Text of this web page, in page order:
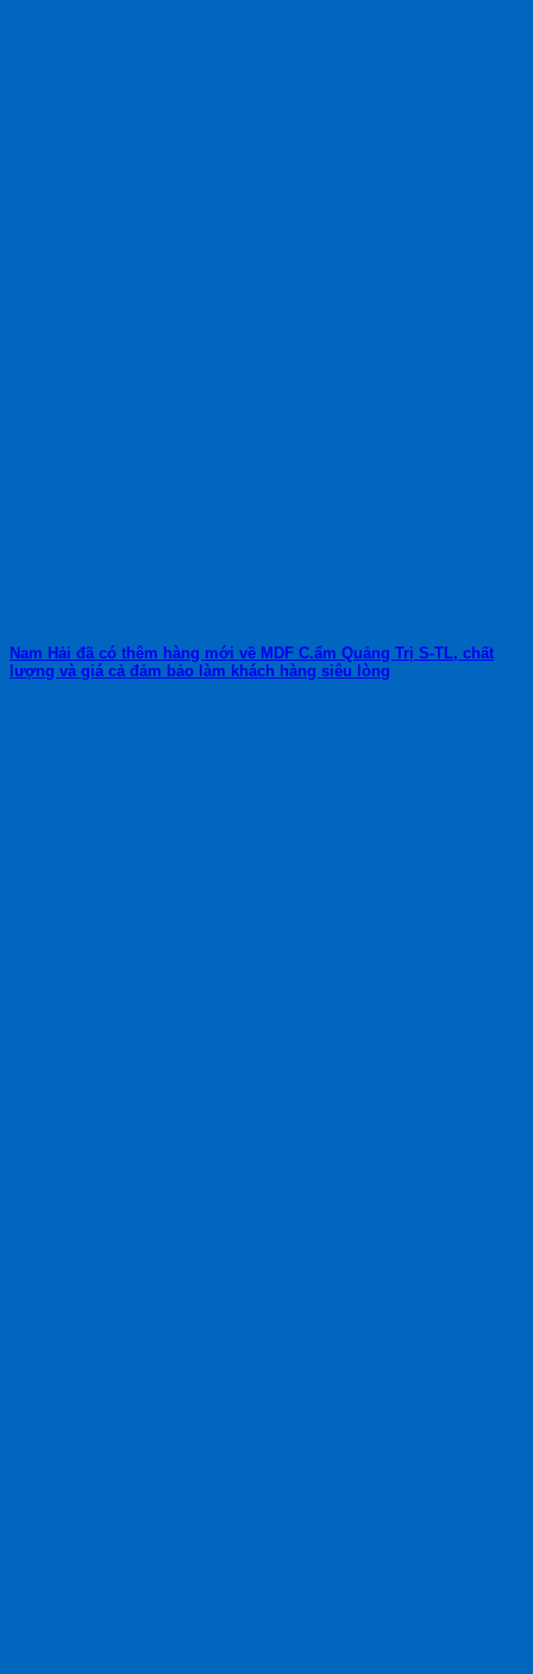
Nam Hải đã có thêm hàng mới về MDF C.ẩm Quảng Trị S-TL, chất
lượng và giá cả đảm bảo làm khách hàng siêu lòng